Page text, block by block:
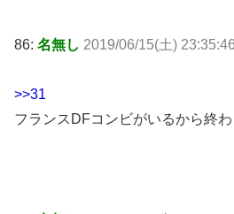
86: 名無し 2019/06/15(土)
>>31
フランスDFコンビがいるから終